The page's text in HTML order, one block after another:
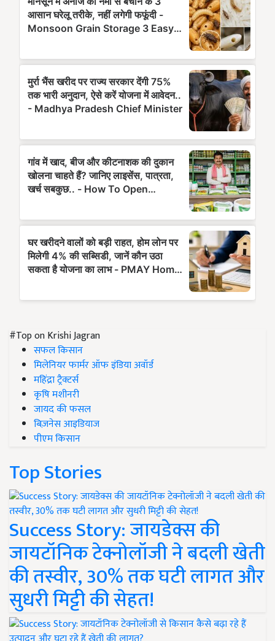
#Top on Krishi Jagran
सफल किसान
मिलेनियर फार्मर ऑफ इंडिया अवॉर्ड
महिंद्रा ट्रैक्टर्स
कृषि मशीनरी
जायद की फसल
बिज़नेस आइडियाज
पीएम किसान
Top Stories
Success Story: जायडेक्स की
जायटॉनिक टेक्नोलॉजी ने बदली खेती
की तस्वीर, 30% तक घटी लागत और
सुधरी मिट्टी की सेहत!